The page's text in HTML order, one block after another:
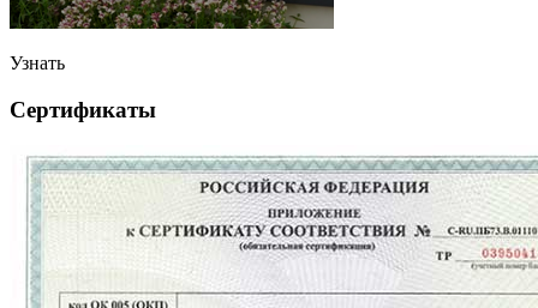
Узнать
Сертификаты